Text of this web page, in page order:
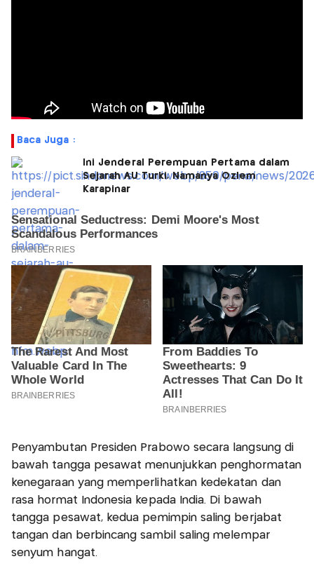
Baca Juga :
Ini Jenderal Perempuan Pertama dalam
Sejarah AU Turki, Namanya Ozlem
Karapinar
Penyambutan Presiden Prabowo secara langsung di
bawah tangga pesawat menunjukkan penghormatan
kenegaraan yang memperlihatkan kedekatan dan
rasa hormat Indonesia kepada India. Di bawah
tangga pesawat, kedua pemimpin saling berjabat
tangan dan berbincang sambil saling melempar
senyum hangat.